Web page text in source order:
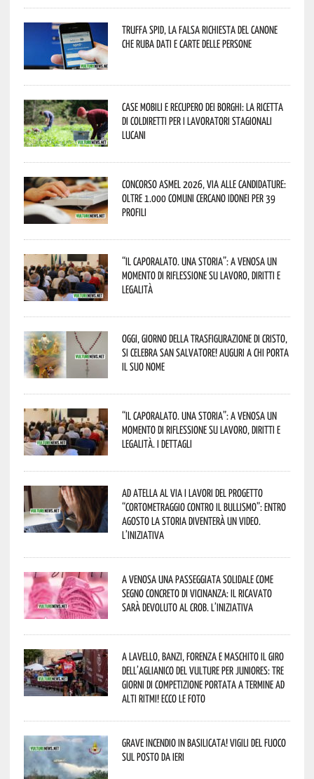
Truffa Spid, la falsa richiesta del canone
che ruba dati e carte delle persone
Case mobili e recupero dei borghi: la ricetta
di Coldiretti per i lavoratori stagionali
lucani
Concorso Asmel 2026, via alle candidature:
oltre 1.000 Comuni cercano idonei per 39
profili
“Il caporalato. Una storia”: a Venosa un
momento di riflessione su lavoro, diritti e
legalità
Oggi, giorno della Trasfigurazione di Cristo,
si celebra San Salvatore! Auguri a chi porta
il suo nome
“Il caporalato. Una storia”: a Venosa un
momento di riflessione su lavoro, diritti e
legalità. I dettagli
Ad Atella al via i lavori del progetto
“Cortometraggio contro il bullismo”: entro
agosto la storia diventerà un video.
L’iniziativa
A Venosa una passeggiata solidale come
segno concreto di vicinanza: il ricavato
sarà devoluto al CROB. L’iniziativa
A Lavello, Banzi, Forenza e Maschito il Giro
dell’Aglianico del Vulture per juniores: tre
giorni di competizione portata a termine ad
alti ritmi! Ecco le foto
Grave incendio in Basilicata! Vigili del fuoco
sul posto da ieri